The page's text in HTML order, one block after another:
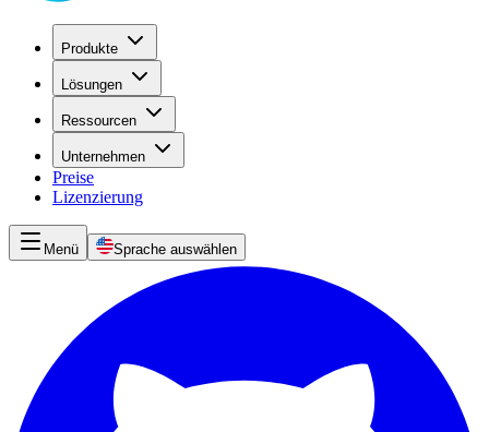
Produkte
Lösungen
Ressourcen
Unternehmen
Preise
Lizenzierung
Menü Sprache auswählen